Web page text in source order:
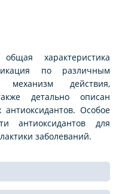
характеристика
по различным
механизм действия,
детально описан
Особое
антиоксидантов для
заболеваний.